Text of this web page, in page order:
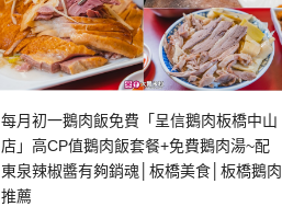
每月初一鵝肉飯免費「呈信鵝肉板橋中山
店」高CP值鵝肉飯套餐+免費鵝肉湯~配
東泉辣椒醬有夠銷魂│板橋美食│板橋鵝肉
推薦